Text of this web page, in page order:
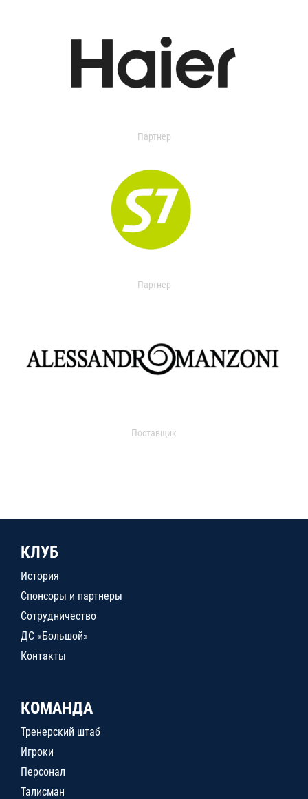
Партнер
Партнер
Поставщик
КЛУБ
История
Спонсоры и партнеры
Сотрудничество
ДС «Большой»
Контакты
КОМАНДА
Тренерский штаб
Игроки
Персонал
Талисман